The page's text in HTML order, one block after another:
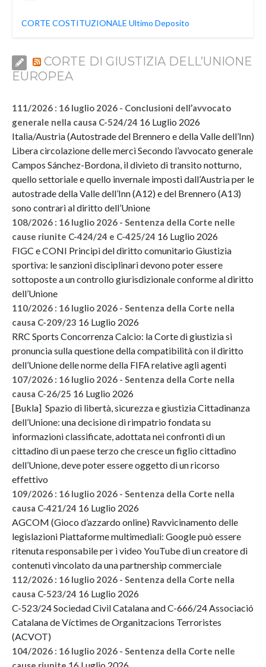
CORTE COSTITUZIONALE Ultimo Deposito
CORTE DI GIUSTIZIA DELL’UNIONE
EUROPEA
111/2026 : 16 luglio 2026 - Conclusioni dell’avvocato
generale nella causa C-524/24 16 Luglio 2026
Italia/Austria (Autostrade del Brennero e della Valle dell’Inn)
Libera circolazione delle merci Secondo l’avvocato generale
Campos Sánchez-Bordona, il divieto di transito notturno,
quello settoriale e quello invernale imposti dall’Austria per le
autostrade della Valle dell’Inn (A12) e del Brennero (A13)
sono contrari al diritto dell’Unione
108/2026 : 16 luglio 2026 - Sentenza della Corte nelle
cause riunite C-424/24 e C-425/24 16 Luglio 2026
FIGC e CONI Principi del diritto comunitario Giustizia
sportiva: le sanzioni disciplinari devono poter essere
sottoposte a un controllo giurisdizionale conforme al diritto
dell’Unione
110/2026 : 16 luglio 2026 - Sentenza della Corte nella
causa C-209/23 16 Luglio 2026
RRC Sports Concorrenza Calcio: la Corte di giustizia si
pronuncia sulla questione della compatibilità con il diritto
dell’Unione delle norme della FIFA relative agli agenti
107/2026 : 16 luglio 2026 - Sentenza della Corte nella
causa C-26/25 16 Luglio 2026
[Bukla] Spazio di libertà, sicurezza e giustizia Cittadinanza
dell’Unione: una decisione di rimpatrio fondata su
informazioni classificate, adottata nei confronti di un
cittadino di un paese terzo che cresce un figlio cittadino
dell’Unione, deve poter essere oggetto di un ricorso
effettivo
109/2026 : 16 luglio 2026 - Sentenza della Corte nella
causa C-421/24 16 Luglio 2026
AGCOM (Gioco d’azzardo online) Ravvicinamento delle
legislazioni Piattaforme multimediali: Google può essere
ritenuta responsabile per i video YouTube di un creatore di
contenuti vincolato da una partnership commerciale
112/2026 : 16 luglio 2026 - Sentenza della Corte nella
causa C-523/24 16 Luglio 2026
C-523/24 Sociedad Civil Catalana and C-666/24 Associació
Catalana de Víctimes de Organitzacions Terroristes
(ACVOT)
104/2026 : 16 luglio 2026 - Sentenza della Corte nelle
16 Luglio 2026